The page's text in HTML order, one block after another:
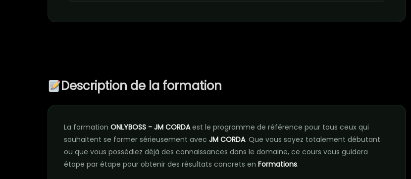
Description de la formation
La formation ONLYBOSS - JM CORDAest le programme de référence pour tous ceux qui
souhaitent se former sérieusement avec JM CORDA. Que vous soyez totalement débutant
ou que vous possédiez déjà des connaissances dans le domaine, ce cours vous guidera
étape par étape pour obtenir des résultats concrets en Formations.